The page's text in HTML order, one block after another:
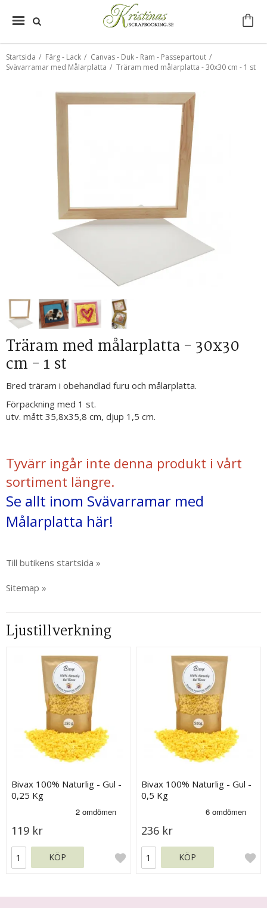
Startsida / Färg - Lack / Canvas - Duk - Ram - Passepartout /
Svävarramar med Målarplatta / Träram med målarplatta - 30x30 cm - 1 st
Träram med målarplatta - 30x30
cm - 1 st
Bred träram i obehandlad furu och målarplatta.
Förpackning med 1 st.
utv. mått 35,8x35,8 cm, djup 1,5 cm.
Tyvärr ingår inte denna produkt i vårt
sortiment längre.
Se allt inom Svävarramar med
Målarplatta här!
Till butikens startsida »
Sitemap »
Ljustillverkning
Bivax 100% Naturlig - Gul -
0,25 Kg
119 kr
KÖP
Bivax 100% Naturlig - Gul -
0,5 Kg
236 kr
KÖP